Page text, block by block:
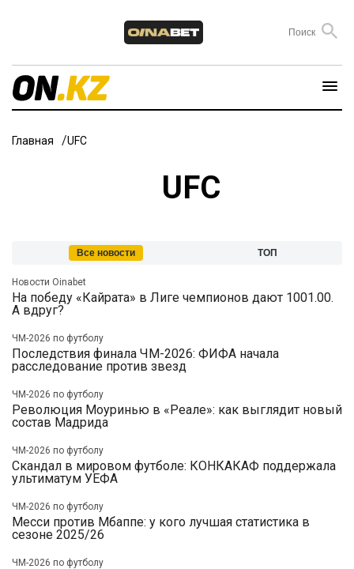
Главная UFC
UFC
Все новости ТОП
Новости Oinabet
На победу «Кайрата» в Лиге чемпионов дают 1001.00.
А вдруг?
ЧМ-2026 по футболу
Последствия финала ЧМ-2026: ФИФА начала
расследование против звезд
ЧМ-2026 по футболу
Революция Моуринью в «Реале»: как выглядит новый
состав Мадрида
ЧМ-2026 по футболу
Скандал в мировом футболе: КОНКАКАФ поддержала
ультиматум УЕФА
ЧМ-2026 по футболу
Месси против Мбаппе: у кого лучшая статистика в
сезоне 2025/26
ЧМ-2026 по футболу